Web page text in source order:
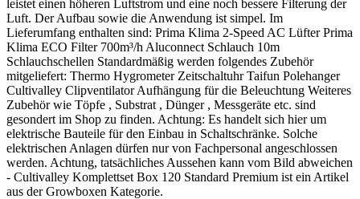
leistet einen höheren Luftstrom und eine noch bessere Filterung der
Luft. Der Aufbau sowie die Anwendung ist simpel. Im
Lieferumfang enthalten sind: Prima Klima 2-Speed AC Lüfter Prima
Klima ECO Filter 700m³/h Aluconnect Schlauch 10m
Schlauchschellen Standardmäßig werden folgendes Zubehör
mitgeliefert: Thermo Hygrometer Zeitschaltuhr Taifun Polehanger
Cultivalley Clipventilator Aufhängung für die Beleuchtung Weiteres
Zubehör wie Töpfe , Substrat , Dünger , Messgeräte etc. sind
gesondert im Shop zu finden. Achtung: Es handelt sich hier um
elektrische Bauteile für den Einbau in Schaltschränke. Solche
elektrischen Anlagen dürfen nur von Fachpersonal angeschlossen
werden. Achtung, tatsächliches Aussehen kann vom Bild abweichen
- Cultivalley Komplettset Box 120 Standard Premium ist ein Artikel
aus der Growboxen Kategorie.